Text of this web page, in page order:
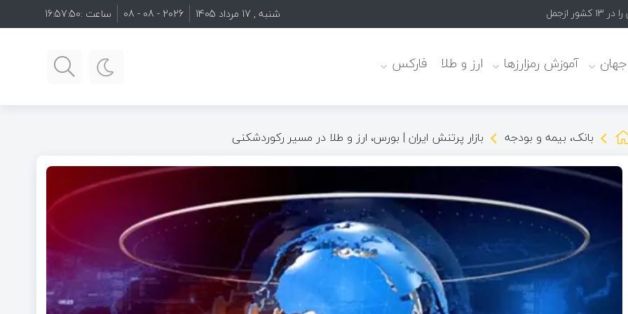
گرفت شنبه , 17 مرداد 1405 2026 - 08 - 08 ساعت :16:57:51
جهان آموزش رمزارزها ارز و طلا فارکس
بانک، بیمه و بودجه بازار پرتنش ایران | بورس، ارز و طلا در مسیر رکوردشکنی